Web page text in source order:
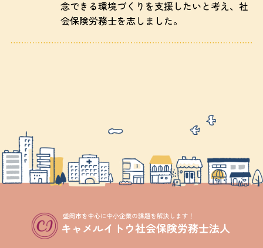
念できる環境づくりを支援したいと考え、社
会保険労務士を志しました。